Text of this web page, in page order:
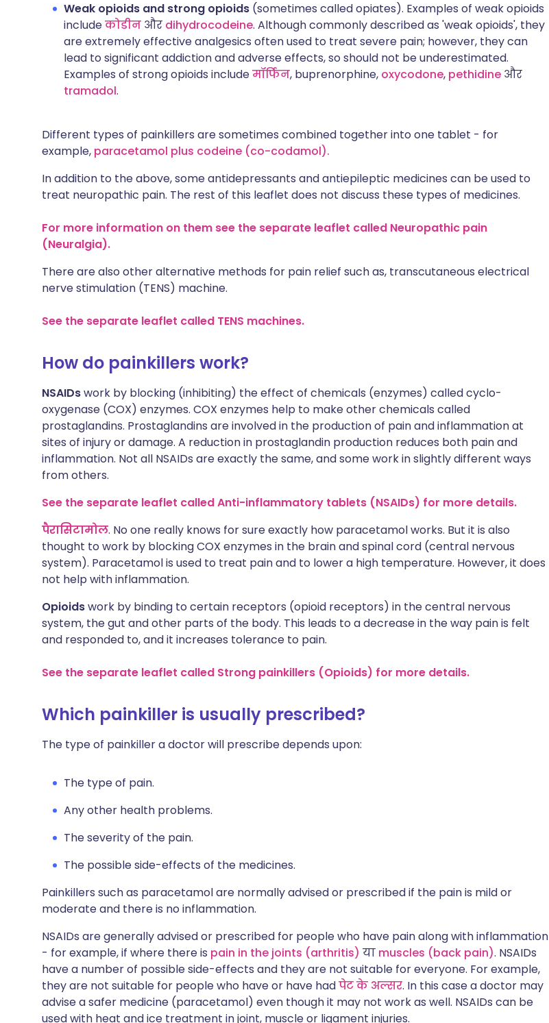
Weak opioids and strong opioids (sometimes called opiates). Examples of weak opioids
includeकोडीन और dihydrocodeine. Although commonly described as 'weak opioids', they
are extremely effective analgesics often used to treat severe pain; however, they can
lead to significant addiction and adverse effects, so should not be underestimated.
Examples of strong opioids includeमॉर्फिन, buprenorphine, oxycodone, pethidine और
tramadol.
Different types of painkillers are sometimes combined together into one tablet - for
example, paracetamol plus codeine (co-codamol).
In addition to the above, some antidepressants and antiepileptic medicines can be used to
treat neuropathic pain. The rest of this leaflet does not discuss these types of medicines.
For more information on them see the separate leaflet called Neuropathic pain
(Neuralgia).
There are also other alternative methods for pain relief such as, transcutaneous electrical
nerve stimulation (TENS) machine.
See the separate leaflet called TENS machines.
How do painkillers work?
NSAIDswork by blocking (inhibiting) the effect of chemicals (enzymes) called cyclo-
oxygenase (COX) enzymes. COX enzymes help to make other chemicals called
prostaglandins. Prostaglandins are involved in the production of pain and inflammation at
sites of injury or damage. A reduction in prostaglandin production reduces both pain and
inflammation. Not all NSAIDs are exactly the same, and some work in slightly different ways
from others.
See the separate leaflet called Anti-inflammatory tablets (NSAIDs) for more details.
पैरासिटामोल. No one really knows for sure exactly how paracetamol works. But it is also
thought to work by blocking COX enzymes in the brain and spinal cord (central nervous
system). Paracetamol is used to treat pain and to lower a high temperature. However, it does
not help with inflammation.
Opioidswork by binding to certain receptors (opioid receptors) in the central nervous
system, the gut and other parts of the body. This leads to a decrease in the way pain is felt
and responded to, and it increases tolerance to pain.
See the separate leaflet called Strong painkillers (Opioids) for more details.
Which painkiller is usually prescribed?
The type of painkiller a doctor will prescribe depends upon:
The type of pain.
Any other health problems.
The severity of the pain.
The possible side-effects of the medicines.
Painkillers such as paracetamol are normally advised or prescribed if the pain is mild or
moderate and there is no inflammation.
NSAIDs are generally advised or prescribed for people who have pain along with inflammation
- for example, if where there is pain in the joints (arthritis) या muscles (back pain). NSAIDs
have a number of possible side-effects and they are not suitable for everyone. For example,
they are not suitable for people who have or have hadपेट के अल्सर. In this case a doctor may
advise a safer medicine (paracetamol) even though it may not work as well. NSAIDs can be
used with heat and ice treatment in joint, muscle or ligament injuries.